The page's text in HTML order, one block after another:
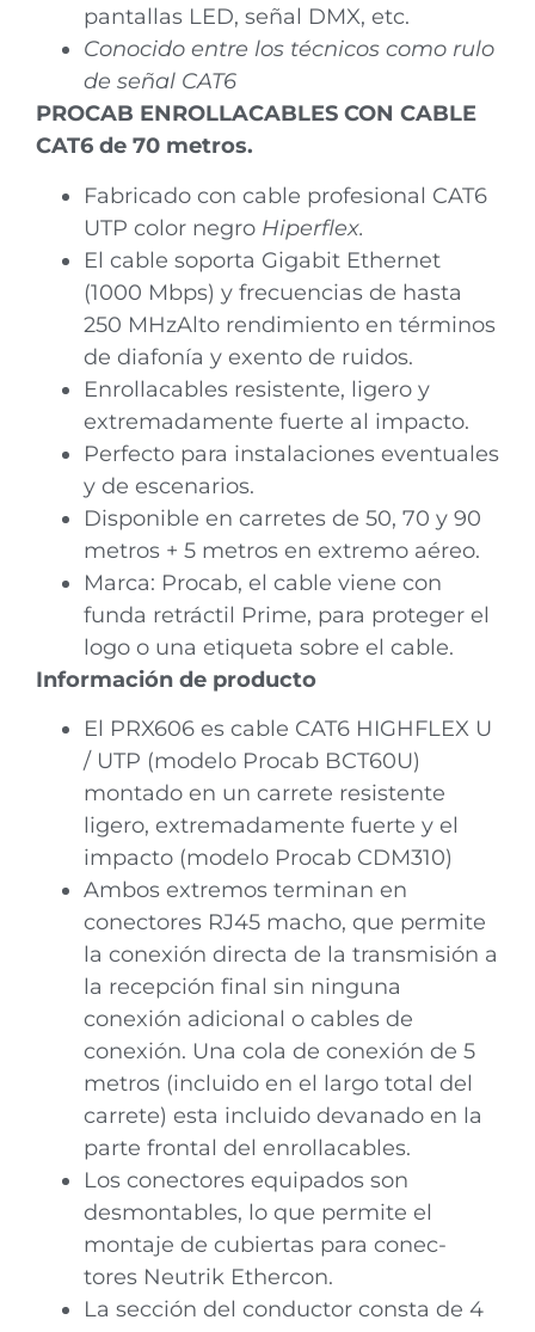
pantallas LED, señal DMX, etc.
Conocido entre los técnicos como rulo
de señal CAT6
PROCAB ENROLLACABLES CON CABLE
CAT6 de 70 metros.
Fabricado con cable profesional CAT6
UTP color negro Hiperflex.
El cable soporta Gigabit Ethernet
(1000 Mbps) y frecuencias de hasta
250 MHzAlto rendimiento en términos
de diafonía y exento de ruidos.
Enrollacables resistente, ligero y
extremadamente fuerte al impacto.
Perfecto para instalaciones eventuales
y de escenarios.
Disponible en carretes de 50, 70 y 90
metros + 5 metros en extremo aéreo.
Marca: Procab, el cable viene con
funda retráctil Prime, para proteger el
logo o una etiqueta sobre el cable.
Información de producto
El PRX606 es cable CAT6 HIGHFLEX U
/ UTP (modelo Procab BCT60U)
montado en un carrete resistente
ligero, extremadamente fuerte y el
impacto (modelo Procab CDM310)
Ambos extremos terminan en
conectores RJ45 macho, que permite
la conexión directa de la transmisión a
la recepción final sin ninguna
conexión adicional o cables de
conexión. Una cola de conexión de 5
metros (incluido en el largo total del
carrete) esta incluido devanado en la
parte frontal del enrollacables.
Los conectores equipados son
desmontables, lo que permite el
montaje de cubiertas para conec-
tores Neutrik Ethercon.
La sección del conductor consta de 4